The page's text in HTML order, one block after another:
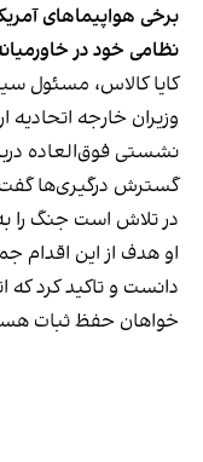
برخی هواپیماهای
نظامی خود در
کایا کالاس، مسئول
وزیران خارجه
نشستی فوق‌العاده
گسترش درگیری‌ها
در تلاش است جنگ
او هدف از این اقدام
دانست و تاکید کرد که
خواهان حفظ ثبات